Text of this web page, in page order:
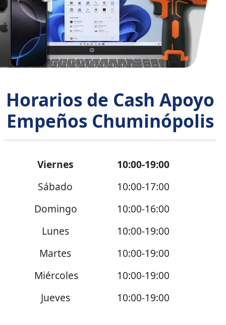
Horarios de Cash Apoyo
Empeños Chuminópolis
Viernes
10:00-19:00
Sábado
10:00-17:00
Domingo
10:00-16:00
Lunes
10:00-19:00
Martes
10:00-19:00
Miércoles
10:00-19:00
Jueves
10:00-19:00